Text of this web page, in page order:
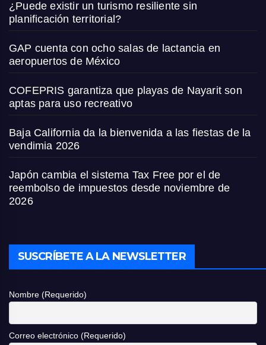
¿Puede existir un turismo resiliente sin
planificación territorial?
GAP cuenta con ocho salas de lactancia en
aeropuertos de México
COFEPRIS garantiza que playas de Nayarit son
aptas para uso recreativo
Baja California da la bienvenida a las fiestas de la
vendimia 2026
Japón cambia el sistema Tax Free por el de
reembolso de impuestos desde noviembre de
2026
SUSCRÍBETE A LA NEWSLETTER
Nombre (Requerido)
Correo electrónico (Requerido)